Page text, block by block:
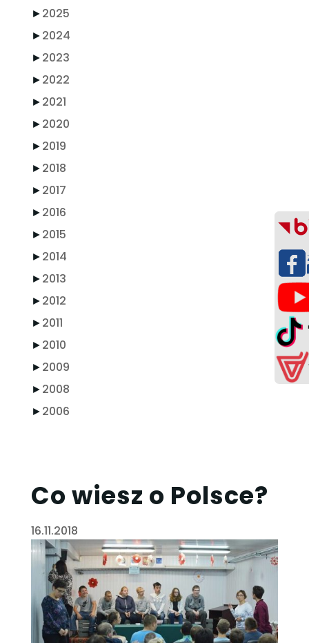
►2025
►2024
►2023
►2022
►2021
►2020
►2019
►2018
►2017
►2016
►2015
►2014
►2013
►2012
►2011
►2010
►2009
►2008
►2006
Co wiesz o Polsce?
16.11.2018